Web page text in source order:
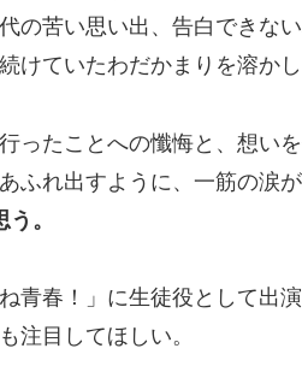
の苦い思い出、告白できな
けていたわだかまりを溶かし
ったことへの懺悔と、想い
ふれ出すように、一筋の涙が
。
青春！」に生徒役として出
注目してほしい。